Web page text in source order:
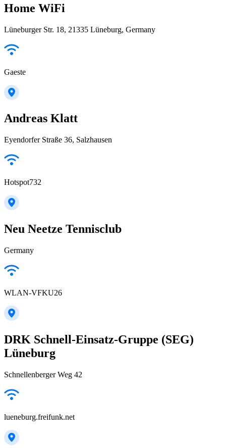
Home WiFi
Lüneburger Str. 18, 21335 Lüneburg, Germany
Gaeste
Andreas Klatt
Eyendorfer Straße 36, Salzhausen
Hotspot732
Neu Neetze Tennisclub
Germany
WLAN-VFKU26
DRK Schnell-Einsatz-Gruppe (SEG)
Lüneburg
Schnellenberger Weg 42
lueneburg.freifunk.net